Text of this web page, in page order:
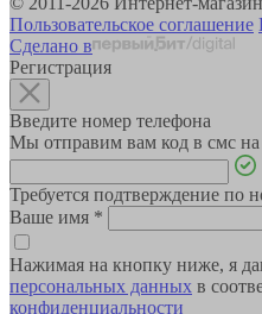
Пользовательское соглашение
Сделано в
Регистрация
Введите номер телефона
Мы отправим вам код в смс
Требуется подтверждение по
Ваше имя *
Нажимая на кнопку ниже, я
персональных данных в
конфиденциальности